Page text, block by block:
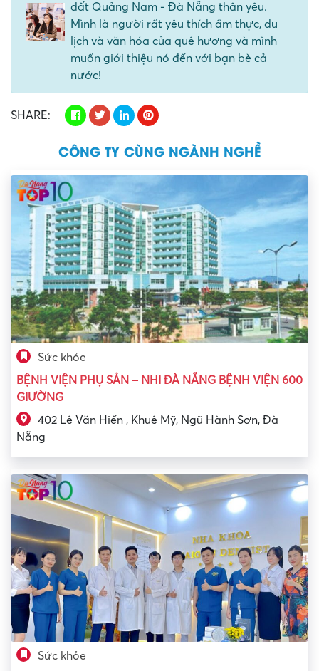
đất Quảng Nam - Đà Nẵng thân yêu.
Mình là người rất yêu thích ẩm thực, du
lịch và văn hóa của quê hương và mình
muốn giới thiệu nó đến với bạn bè cả
nước!
SHARE:
CÔNG TY CÙNG NGÀNH NGHỀ
Sức khỏe
BỆNH VIỆN PHỤ SẢN – NHI ĐÀ NẴNG BỆNH VIỆN 600
GIƯỜNG
402 Lê Văn Hiến , Khuê Mỹ, Ngũ Hành Sơn, Đà
Nẵng
Sức khỏe